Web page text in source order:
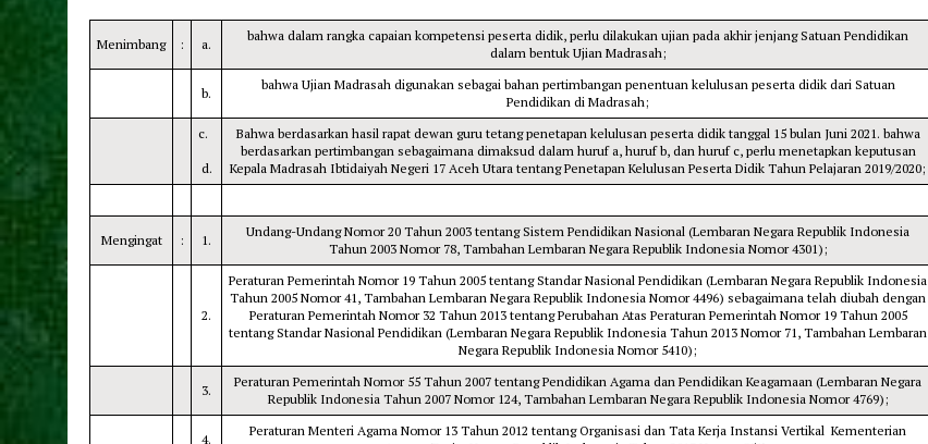
Menimbang : a.
bahwa dalam rangka capaian kompetensi peserta didik, perlu dilakukan ujian pada akhir jenjang Satuan Pendidikan
dalam bentuk Ujian Madrasah;
b.
bahwa Ujian Madrasah digunakan sebagai bahan pertimbangan penentuan kelulusan peserta didik dari Satuan
Pendidikan di Madrasah;
c.
d.
Bahwa berdasarkan hasil rapat dewan guru tetang penetapan kelulusan peserta didik tanggal 15 bulan Juni 2021. bahwa
berdasarkan pertimbangan sebagaimana dimaksud dalam huruf a, huruf b, dan huruf c, perlu menetapkan keputusan
Kepala Madrasah Ibtidaiyah Negeri 17 Aceh Utara tentang Penetapan Kelulusan Peserta Didik Tahun Pelajaran 2019/2020;
Mengingat : 1.
Undang-Undang Nomor 20 Tahun 2003 tentang Sistem Pendidikan Nasional (Lembaran Negara Republik Indonesia
Tahun 2003 Nomor 78, Tambahan Lembaran Negara Republik Indonesia Nomor 4301);
2.
Peraturan Pemerintah Nomor 19 Tahun 2005 tentang Standar Nasional Pendidikan (Lembaran Negara Republik Indonesia
Tahun 2005 Nomor 41, Tambahan Lembaran Negara Republik Indonesia Nomor 4496) sebagaimana telah diubah dengan
Peraturan Pemerintah Nomor 32 Tahun 2013 tentang Perubahan Atas Peraturan Pemerintah Nomor 19 Tahun 2005
tentang Standar Nasional Pendidikan (Lembaran Negara Republik Indonesia Tahun 2013 Nomor 71, Tambahan Lembaran
Negara Republik Indonesia Nomor 5410);
3.
Peraturan Pemerintah Nomor 55 Tahun 2007 tentang Pendidikan Agama dan Pendidikan Keagamaan (Lembaran Negara
Republik Indonesia Tahun 2007 Nomor 124, Tambahan Lembaran Negara Republik Indonesia Nomor 4769);
4.
Peraturan Menteri Agama Nomor 13 Tahun 2012 tentang Organisasi dan Tata Kerja Instansi Vertikal Kementerian